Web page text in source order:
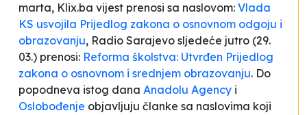
marta, Klix.ba vijest prenosi sa naslovom: Vlada
KS usvojila Prijedlog zakona o osnovnom odgoju i
obrazovanju, Radio Sarajevo sljedeće jutro (29.
03.) prenosi: Reforma školstva: Utvrđen Prijedlog
zakona o osnovnom i srednjem obrazovanju. Do
popodneva istog dana Anadolu Agency i
Oslobođenje objavljuju članke sa naslovima koji